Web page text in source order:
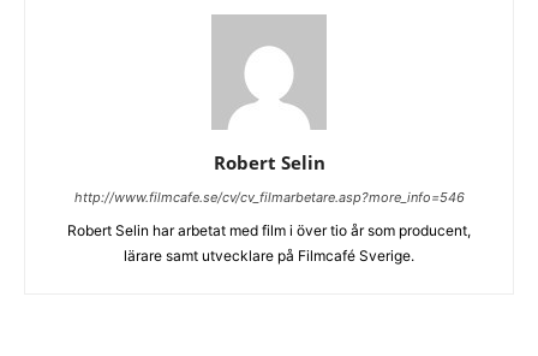
Robert Selin
http://www.filmcafe.se/cv/cv_filmarbetare.asp?more_info=546
Robert Selin har arbetat med film i över tio år som producent,
lärare samt utvecklare på Filmcafé Sverige.